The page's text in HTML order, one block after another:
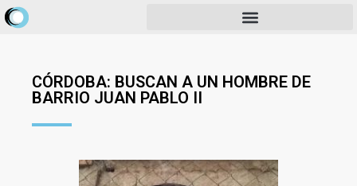
CÓRDOBA: BUSCAN A UN HOMBRE DE
BARRIO JUAN PABLO II